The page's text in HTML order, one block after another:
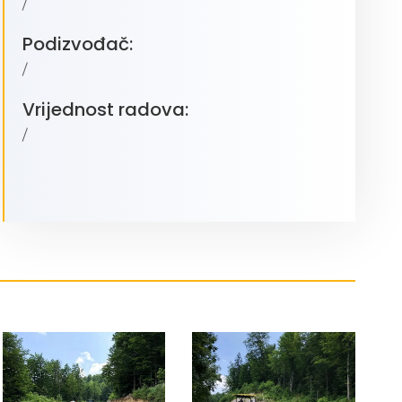
/
Podizvođač:
/
Vrijednost radova:
/